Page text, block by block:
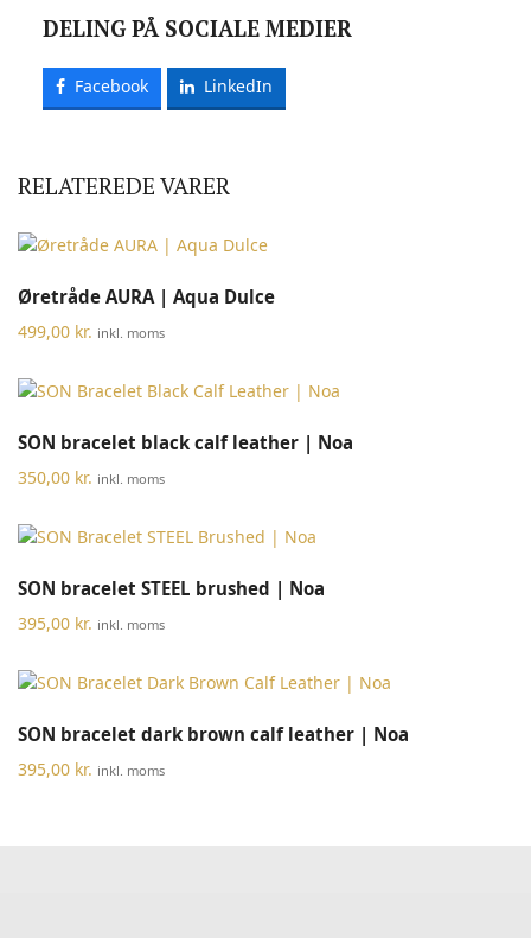
DELING PÅ SOCIALE MEDIER
Facebook LinkedIn
RELATEREDE VARER
Øretråde AURA | Aqua Dulce
499,00 kr. inkl. moms
SON bracelet black calf leather | Noa
350,00 kr. inkl. moms
SON bracelet STEEL brushed | Noa
395,00 kr. inkl. moms
SON bracelet dark brown calf leather | Noa
395,00 kr. inkl. moms